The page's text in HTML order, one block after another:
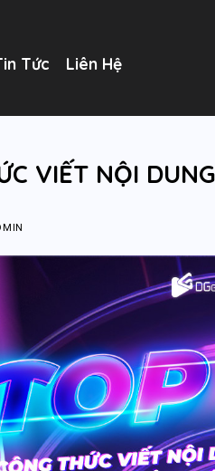
Tức Liên Hệ
VIẾT NỘI